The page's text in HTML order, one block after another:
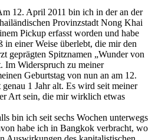
12. April 2011 bin ich in der an der
Provinzstadt Nong Khai
Pickup erfasst worden und habe
in einer Weise überlebt, die mir den
geprägten Spitznamen „Wunder von
Im Widerspruch zu meiner
Geburtstag von nun an am 12.
1 Jahr alt. Es wird seit meiner
Art sein, die mir wirklich etwas
bin ich seit sechs Wochen unterwegs
habe ich in Bangkok verbracht, wo